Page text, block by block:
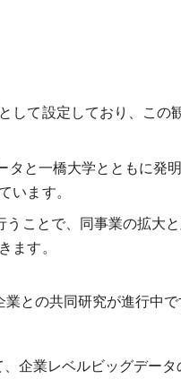
して設定しており、この
タと一橋大学とともに発
います。
ことで、同事業の拡大
ます。
との共同研究が進行中
企業レベルビッグデータ